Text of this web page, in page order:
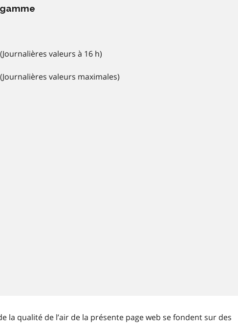
valeurs à 16 h)
valeurs maximales)
la qualité de l’air de la présente page web se fondent sur des